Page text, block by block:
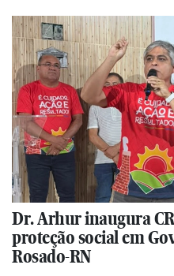
Dr. Arhur inaugura
proteção social em
Rosado-RN